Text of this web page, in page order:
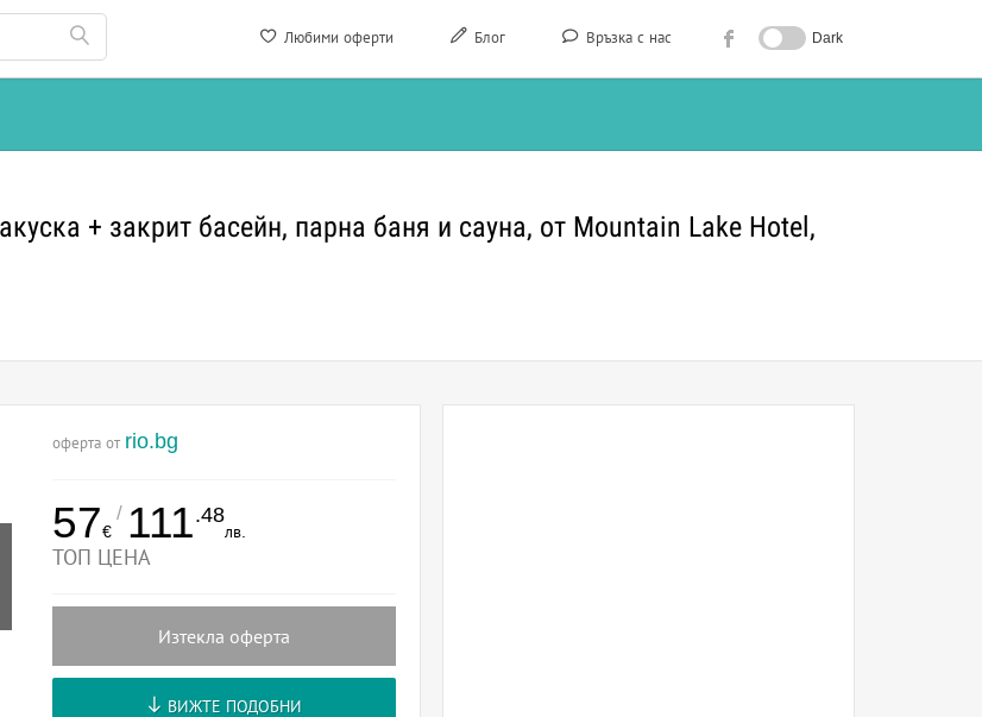
Любими оферти Блог Връзка с нас Dark
+ закрит басейн, парна баня и сауна, от Mountain Lake Hotel,
оферта от rio.bg
57€
/ 111.48
лв.
ТОП ЦЕНА
Изтекла оферта
ВИЖТЕ ПОДОБНИ